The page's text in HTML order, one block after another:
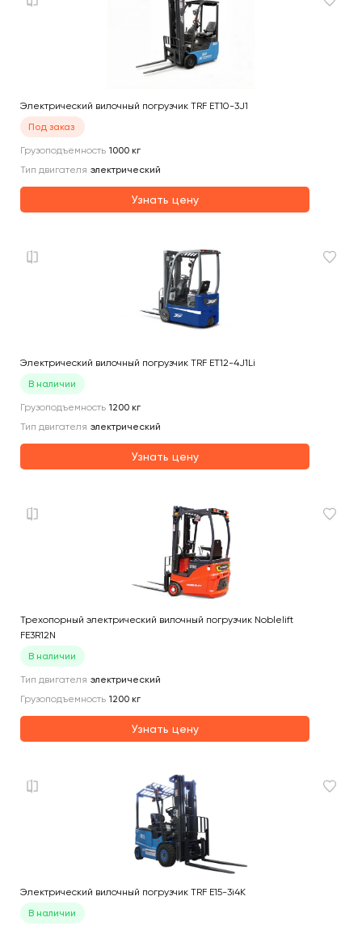
Электрический вилочный погрузчик TRF ET10-3J1
Под заказ
Грузоподъемность 1000 кг
Тип двигателя электрический
Узнать цену
Электрический вилочный погрузчик TRF ET12-4J1Li
В наличии
Грузоподъемность 1200 кг
Тип двигателя электрический
Узнать цену
Трехопорный электрический вилочный погрузчик Noblelift
FE3R12N
В наличии
Тип двигателя электрический
Грузоподъемность 1200 кг
Узнать цену
Электрический вилочный погрузчик TRF E15-3i4K
В наличии